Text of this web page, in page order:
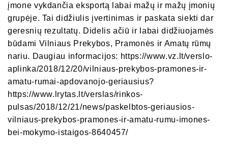
įmone vykdančia eksportą labai mažų ir mažų įmonių
grupėje. Tai didžiulis įvertinimas ir paskata siekti dar
geresnių rezultatų. Didelis ačiū ir labai didžiuojamės
būdami Vilniaus Prekybos, Pramonės ir Amatų rūmų
nariu. Daugiau informacijos: https://www.vz.lt/verslo-
aplinka/2018/12/20/vilniaus-prekybos-pramones-ir-
amatu-rumai-apdovanojo-geriausius?
https://www.lrytas.lt/verslas/rinkos-
pulsas/2018/12/21/news/paskelbtos-geriausios-
vilniaus-prekybos-pramones-ir-amatu-rumu-imones-
bei-mokymo-istaigos-8640457/